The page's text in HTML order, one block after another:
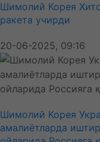
Шимолий Корея
ракета учирди
20-06-2025, 09:16
Шимолий Корея
амалиётларда